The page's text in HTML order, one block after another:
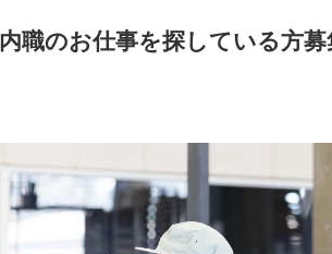
職のお仕事を探している方募